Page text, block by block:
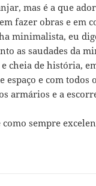
mas é a que
fazer obras e em
minimalista, eu
as saudades da
cheia de história,
espaço e com todos
armários e a
sempre